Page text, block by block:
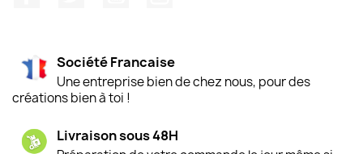
Société Francaise
Une entreprise bien de chez nous, pour des
créations bien à toi !
Livraison sous 48H